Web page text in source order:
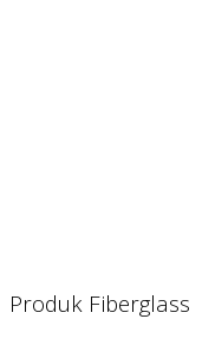
Produk Fiberglass